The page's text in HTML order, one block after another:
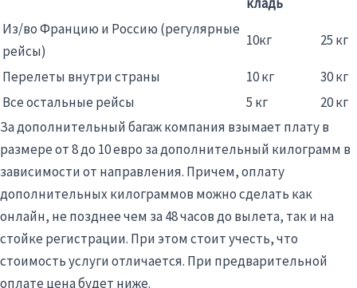
Из/во Францию и Россию (регулярные
рейсы)
10кг 25 кг
Перелеты внутри страны 10 кг
30 кг
Все остальные рейсы
5 кг
20 кг
За дополнительный багаж компания взымает плату в
размере от 8 до 10 евро за дополнительный килограмм в
зависимости от направления. Причем, оплату
дополнительных килограммов можно сделать как
онлайн, не позднее чем за 48 часов до вылета, так и на
стойке регистрации. При этом стоит учесть, что
стоимость услуги отличается. При предварительной
оплате цена будет ниже.